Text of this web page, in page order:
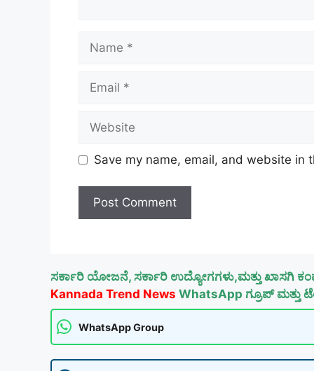
Save my name, email, and website in
ಸರ್ಕಾರಿ ಯೋಜನೆ, ಸರ್ಕಾರಿ ಉದ್ಯೋಗಗಳು,ಮತ್ತು ಖಾಸಗಿ
Kannada Trend News WhatsApp ಗ್ರೂಪ್
WhatsApp Group